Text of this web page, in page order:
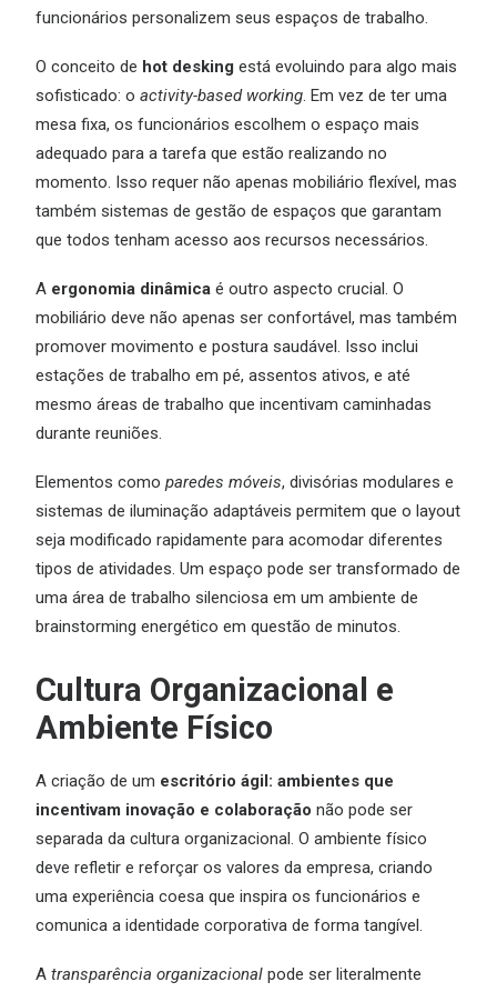
funcionários personalizem seus espaços de trabalho.
O conceito de hot desking está evoluindo para algo mais
sofisticado: o activity-based working. Em vez de ter uma
mesa fixa, os funcionários escolhem o espaço mais
adequado para a tarefa que estão realizando no
momento. Isso requer não apenas mobiliário flexível, mas
também sistemas de gestão de espaços que garantam
que todos tenham acesso aos recursos necessários.
A ergonomia dinâmica é outro aspecto crucial. O
mobiliário deve não apenas ser confortável, mas também
promover movimento e postura saudável. Isso inclui
estações de trabalho em pé, assentos ativos, e até
mesmo áreas de trabalho que incentivam caminhadas
durante reuniões.
Elementos como paredes móveis, divisórias modulares e
sistemas de iluminação adaptáveis permitem que o layout
seja modificado rapidamente para acomodar diferentes
tipos de atividades. Um espaço pode ser transformado de
uma área de trabalho silenciosa em um ambiente de
brainstorming energético em questão de minutos.
Cultura Organizacional e
Ambiente Físico
A criação de um escritório ágil: ambientes que
incentivam inovação e colaboração não pode ser
separada da cultura organizacional. O ambiente físico
deve refletir e reforçar os valores da empresa, criando
uma experiência coesa que inspira os funcionários e
comunica a identidade corporativa de forma tangível.
A transparência organizacional pode ser literalmente